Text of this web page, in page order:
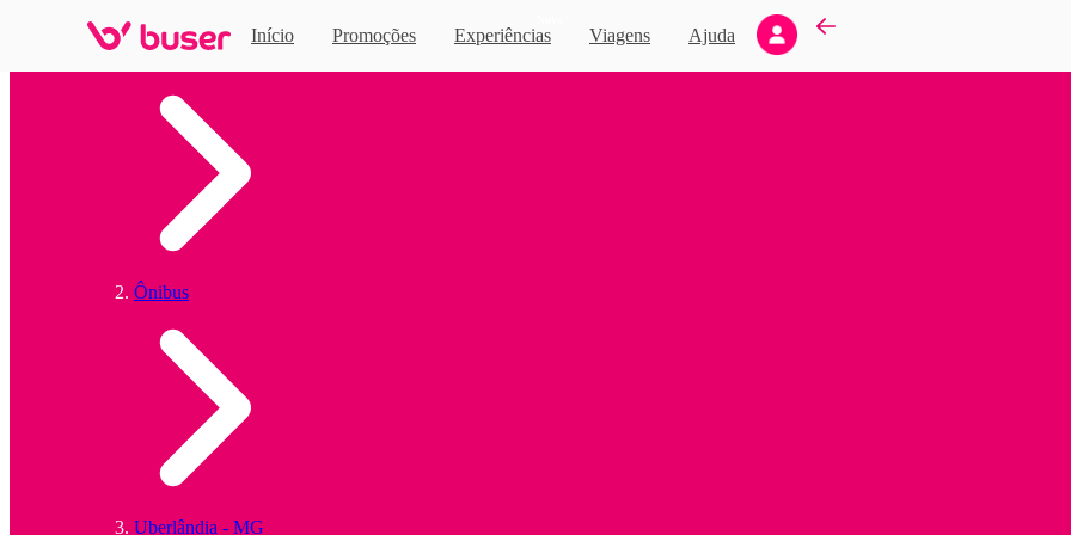
Início Promoções Experiências Viagens Ajuda
Ônibus
Uberlândia - MG